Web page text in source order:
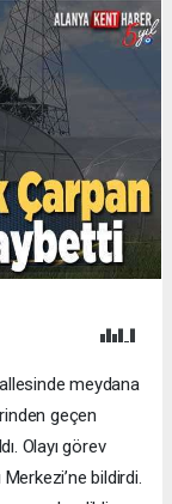
meydana
geçen
Olayı görev
bildirdi.